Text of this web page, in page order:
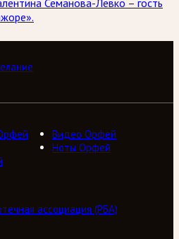
Видео Орфей
Ноты Орфей
ассоциация (РБА)